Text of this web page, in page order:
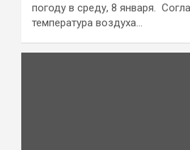
погоду в среду, 8 января.
температура воздуха…